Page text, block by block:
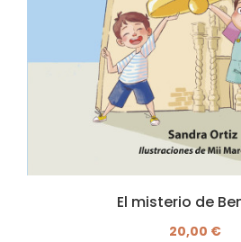
El misterio de
20,00 €